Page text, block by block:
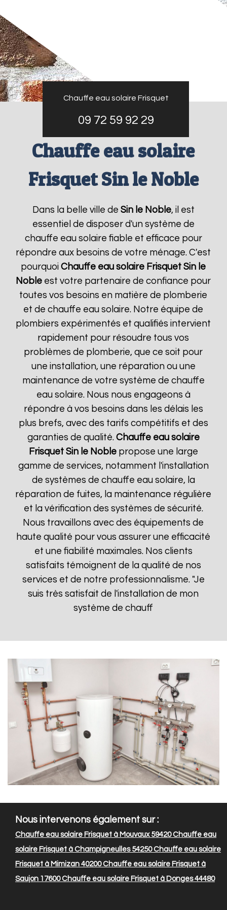
Chauffe eau solaire Frisquet
09 72 59 92 29
Chauffe eau solaire
Frisquet Sin le Noble
Dans la belle ville de Sin le Noble, il est
essentiel de disposer d'un système de
chauffe eau solaire fiable et efficace pour
répondre aux besoins de votre ménage. C'est
pourquoiChauffe eau solaire Frisquet Sin le
Noble est votre partenaire de confiance pour
toutes vos besoins en matière de plomberie
et de chauffe eau solaire. Notre équipe de
plombiers expérimentés et qualifiés intervient
rapidement pour résoudre tous vos
problèmes de plomberie, que ce soit pour
une installation, une réparation ou une
maintenance de votre système de chauffe
eau solaire. Nous nous engageons à
répondre à vos besoins dans les délais les
plus brefs, avec des tarifs compétitifs et des
garanties de qualité. Chauffe eau solaire
Frisquet Sin le Noblepropose une large
gamme de services, notamment l'installation
de systèmes de chauffe eau solaire, la
réparation de fuites, la maintenance régulière
et la vérification des systèmes de sécurité.
Nous travaillons avec des équipements de
haute qualité pour vous assurer une efficacité
et une fiabilité maximales. Nos clients
satisfaits témoignent de la qualité de nos
services et de notre professionnalisme. "Je
suis très satisfait de l'installation de mon
système de chauff
Nous intervenons également sur :
Chauffe eau solaire Frisquet à Mouvaux 59420Chauffe eau
solaire Frisquet à Champigneulles 54250Chauffe eau solaire
Frisquet à Mimizan 40200Chauffe eau solaire Frisquet à
Saujon 17600Chauffe eau solaire Frisquet à Donges 44480